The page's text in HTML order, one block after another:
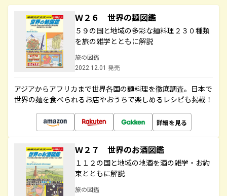
Ｗ２６ 世界の麺図鑑
５９の国と地域の多彩な麺料理２３０種類
を旅の雑学とともに解説
旅の図鑑
2022.12.01 発売
アジアからアフリカまで世界各国の麺料理を徹底調査。日本で
世界の麺を食べられるお店やおうちで楽しめるレシピも掲載！
詳細を見る
Ｗ２７ 世界のお酒図鑑
１１２の国と地域の地酒を酒の雑学・お約
束とともに解説
旅の図鑑